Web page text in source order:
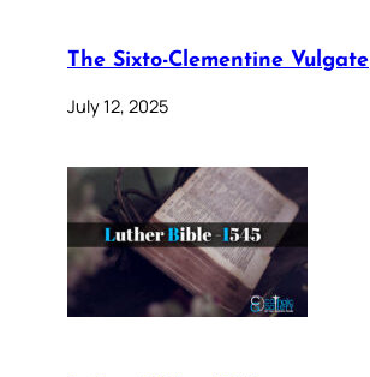
The Sixto-Clementine Vulgate
July 12, 2025